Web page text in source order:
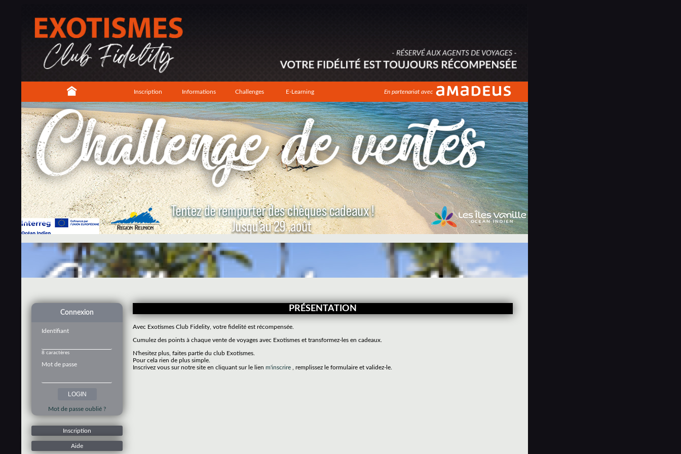
Inscription Informations Challenges E-Learning En partenariat avec
Connexion
Identifiant
8 caractères
Mot de passe
Mot de passe oublié ?
Inscription
Aide
PRÉSENTATION
Avec Exotismes Club Fidelity, votre fidelité est récompensée.
Cumulez des points à chaque vente de voyages avec Exotismes et transformez-les en cadeaux.
N'hesitez plus, faites partie du club Exotismes.
Pour cela rien de plus simple.
Inscrivez vous sur notre site en cliquant sur le lien m'inscrire , remplissez le formulaire et validez-le.